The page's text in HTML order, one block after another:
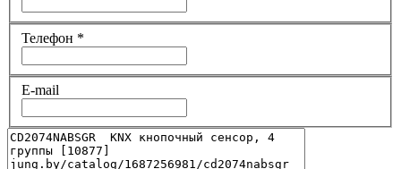
Телефон *
E-mail